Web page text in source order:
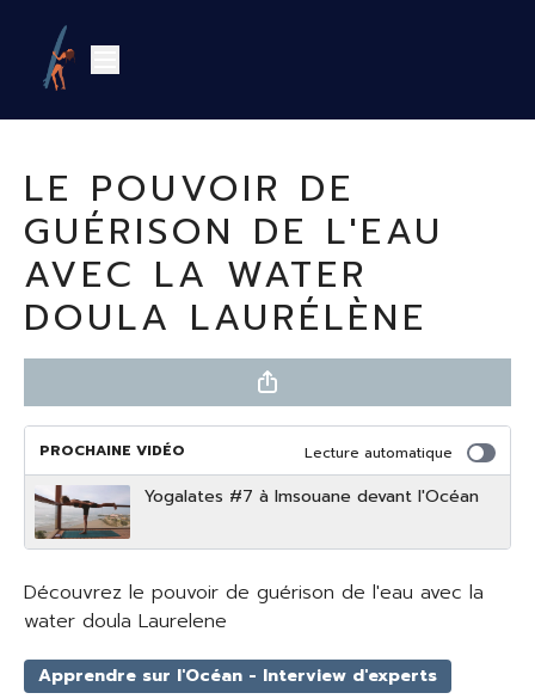
LE POUVOIR DE
GUÉRISON DE L'EAU
AVEC LA WATER
DOULA LAURÉLÈNE
PROCHAINE VIDÉO Lecture automatique
Yogalates #7 à Imsouane devant l'Océan
Découvrez le pouvoir de guérison de l'eau avec la
water doula Laurelene
Apprendre sur l'Océan - Interview d'experts